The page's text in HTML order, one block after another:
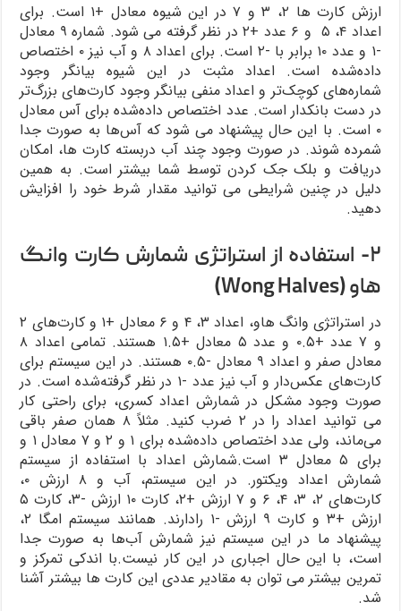
ارزش کارت ها ۲، ۳ و ۷ در این شیوه معادل +۱ است. برای
اعداد ۴، ۵ و ۶ عدد +۲ در نظر گرفته می شود. شماره ۹ معادل
-۱ و عدد ۱۰ برابر با -۲ است. برای اعداد ۸ و آب نیز ۰ اختصاص
داده‌شده است. اعداد مثبت در این شیوه بیانگر وجود
شماره‌های کوچک‌تر و اعداد منفی بیانگر وجود کارت‌های بزرگ‌تر
در دست بانکدار است. عدد اختصاص داده‌شده برای آس معادل
۰ است. با این حال پیشنهاد می شود که آس‌ها به صورت جدا
شمرده شوند. در صورت وجود چند آب دربسته کارت ها، امکان
دریافت و بلک جک کردن توسط شما بیشتر است. به همین
دلیل در چنین شرایطی می توانید مقدار شرط خود را افزایش
دهید.
۲- استفاده از استراتژی شمارش کارت وانگ
هاو (Wong Halves)
در استراتژی وانگ هاو، اعداد ۳، ۴ و ۶ معادل +۱ و کارت‌های ۲
و ۷ عدد +۰.۵ و عدد ۵ معادل +۱.۵ هستند. تمامی اعداد ۸
معادل صفر و اعداد ۹ معادل -۰.۵ هستند. در این سیستم برای
کارت‌های عکس‌دار و آب نیز عدد -۱ در نظر گرفته‌شده است. در
صورت وجود مشکل در شمارش اعداد کسری، برای راحتی کار
می توانید اعداد را در ۲ ضرب کنید. مثلاً ۸ همان صفر باقی
می‌ماند، ولی عدد اختصاص داده‌شده برای ۱ و ۲ و ۷ معادل ۱ و
برای ۵ معادل ۳ است.شمارش اعداد با استفاده از سیستم
شمارش اعداد ویکتور. در این سیستم، آب و ۸ ارزش ۰،
کارت‌های ۲، ۳، ۴، ۶ و ۷ ارزش +۲، کارت ۱۰ ارزش -۳، کارت ۵
ارزش +۳ و کارت ۹ ارزش -۱ رادارند. همانند سیستم امگا ۲،
پیشنهاد ما در این سیستم نیز شمارش آب‌ها به صورت جدا
است، با این حال اجباری در این کار نیست.با اندکی تمرکز و
تمرین بیشتر می توان به مقادیر عددی این کارت ها بیشتر آشنا
شد.